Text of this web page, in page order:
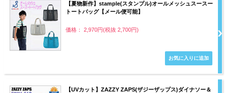
【夏物新作】stample(スタンプル)オールメッシュスースー
トートバッグ【メール便可能】
価格： 2,970円(税抜 2,700円)
【UVカット】ZAZZY ZAPS(ザジーザップス)ダイナソー＆